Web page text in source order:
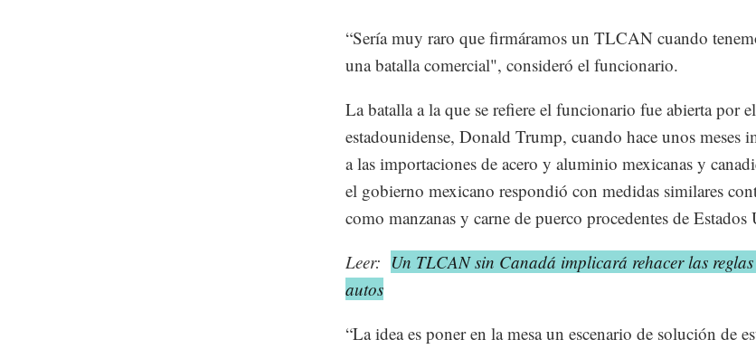
“Sería muy raro que firmáramos un TLCAN cuando
una batalla comercial", consideró el funcionario.
La batalla a la que se refiere el funcionario fue abierta por
estadounidense, Donald Trump, cuando hace unos meses
a las importaciones de acero y aluminio mexicanas y
el gobierno mexicano respondió con medidas similares
como manzanas y carne de puerco procedentes de Estados
Leer: Un TLCAN sin Canadá implicará rehacer las
autos
“La idea es poner en la mesa un escenario de solución de